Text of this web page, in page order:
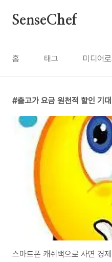
SenseChef
홈 태그 미디어
출고가 요금 원천적 할인 기
스마트폰 캐쉬백으로 사면 경